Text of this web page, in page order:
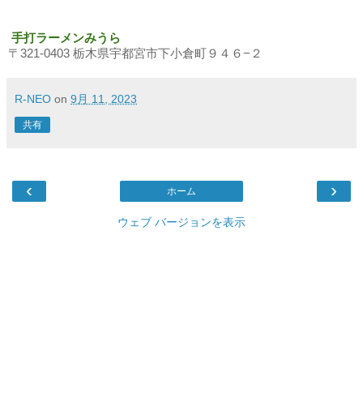
手打ラーメンみうら
〒 321-0403 栃木県宇都宮市下小倉町９４６− ２
R-NEO on 9月 11, 2023
共有
‹ ›
ホーム
ウェブ バージョンを表示